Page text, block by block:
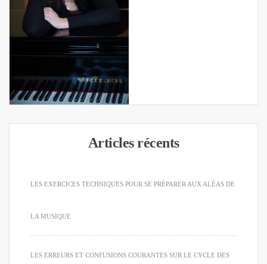
Articles récents
LES EXERCICES TECHNIQUES POUR SE PRÉPARER AUX ALÉAS DE
LA MUSIQUE
LES ERREURS ET CONFUSIONS COURANTES SUR LE CYCLE DES